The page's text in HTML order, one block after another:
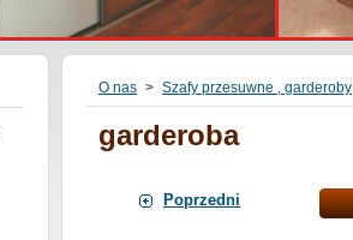
O nas > Szafy przesuwne , garderoby
garderoba
Poprzedni